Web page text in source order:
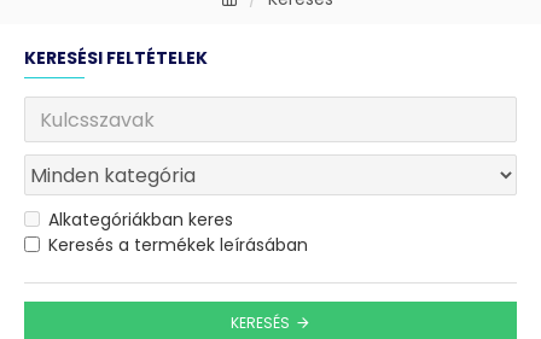
KERESÉSI FELTÉTELEK
Alkategóriákban keres
Keresés a termékek leírásában
KERESÉS